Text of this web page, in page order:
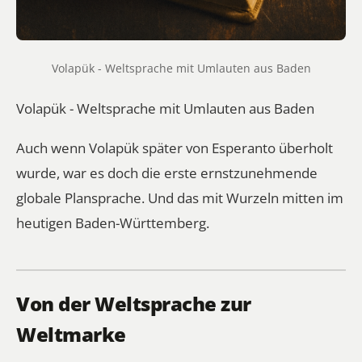
Volapük - Weltsprache mit Umlauten aus Baden
Volapük - Weltsprache mit Umlauten aus Baden
Auch wenn Volapük später von Esperanto überholt
wurde, war es doch die erste ernstzunehmende
globale Plansprache. Und das mit Wurzeln mitten im
heutigen Baden-Württemberg.
Von der Weltsprache zur
Weltmarke